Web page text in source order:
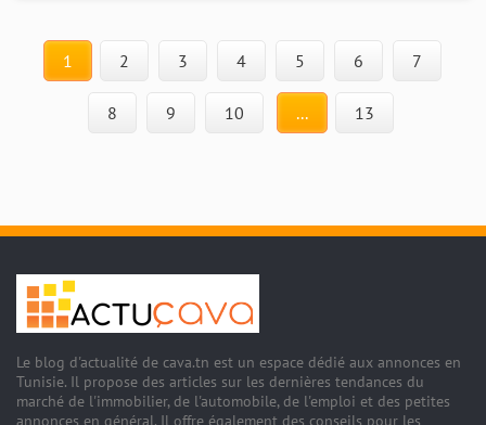
1 2 3 4 5 6 7
8 9 10 ... 13
Le blog d'actualité de cava.tn est un espace dédié aux annonces en
Tunisie. Il propose des articles sur les dernières tendances du
marché de l'immobilier, de l'automobile, de l'emploi et des petites
annonces en général. Il offre également des conseils pour les